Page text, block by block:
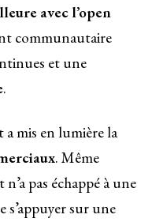
avec l’open
communautaire
et une
.
a mis en lumière la
. Même
n’a pas échappé à une
sur une